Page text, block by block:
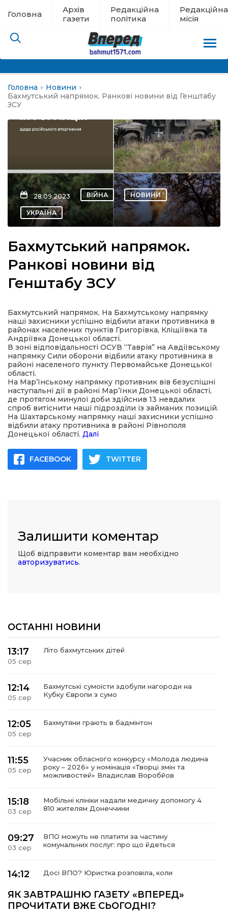
Головна
Архів
газети
Редакційна
політика
Редакційна
місія
евакуації
новини
політика
місія
Головна
Новини
Бахмутський напрямок. Ранкові новини від Генштабу
ЗСУ
28.09.2023 ВІЙНА НОВИНИ
УКРАЇНА
Бахмутський напрямок.
Ранкові новини від
Генштабу ЗСУ
Бахмутський напрямок. На Бахмутському напрямку
наші захисники успішно відбили атаки противника в
районах населених пунктів Григорівка, Кліщіївка та
Андріївка Донецької області.
В зоні відповідальності ОСУВ “Таврія” на Авдіївському
напрямку Сили оборони відбили атаку противника в
районі населеного пункту Первомайське Донецької
області.
На Мар’їнському напрямку противник вів безуспішні
наступальні дії в районі Мар’їнки Донецької області,
де протягом минулої доби здійснив 13 невдалих
спроб витіснити наші підрозділи із займаних позицій.
На Шахтарському напрямку наші захисники успішно
відбили атаку противника в районі Рівнополя
Донецької області. Далі
FACEBOOK TWITTER
Залишити коментар
Щоб відправити коментар вам необхідно
авторизуватись.
ОСТАННІ НОВИНИ
13:17
05 сер
Літо бахмутських дітей
12:14
05 сер
Бахмутські сумоїсти здобули нагороди на
Кубку Європи з сумо
12:05
05 сер
Бахмутяни грають в бадмінтон
11:55
05 сер
Учасник обласного конкурсу «Молода людина
року – 2026» у номінація «Творці змін та
можливостей» Владислав Воробйов
15:18
03 сер
Мобільні клініки надали медичну допомогу 4
810 жителям Донеччини
09:27
03 сер
ВПО можуть не платити за частину
комунальних послуг: про що йдеться
14:12
Досі ВПО? Юристка розповіла, коли
переселенці втрачають виплати та статус
ЯК ЗАВТРАШНЮ ГАЗЕТУ «ВПЕРЕД»
ПРОЧИТАТИ ВЖЕ СЬОГОДНІ?